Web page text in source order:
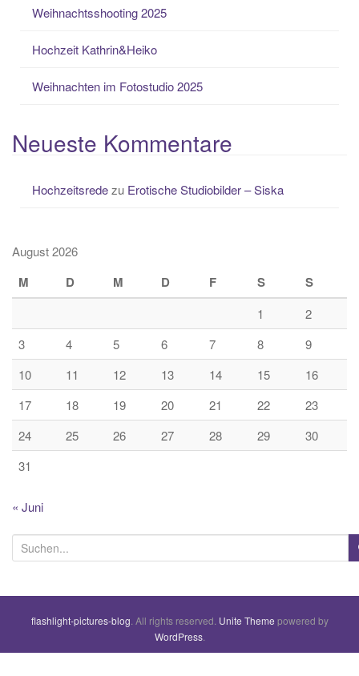
Weihnachtsshooting 2025
Hochzeit Kathrin&Heiko
Weihnachten im Fotostudio 2025
Neueste Kommentare
Hochzeitsredezu Erotische Studiobilder – Siska
August 2026
M D M D F S S
1
2
3
4 5 6 7 8
9
10
11 12 13 14 15
16
17
18 19 20 21 22
23
24
25 26 27 28 29
30
31
« Juni
u
flashlight-pictures-blog . All rights reserved. Unite Theme powered by
WordPress.